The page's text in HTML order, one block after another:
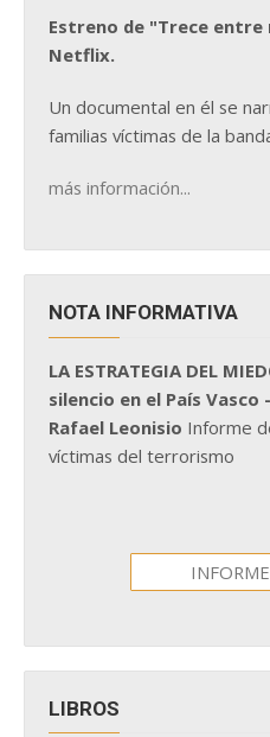
Estreno de "Trece
Netflix.
Un documental en él se
familias víctimas de la
más información...
NOTA INFORMATIVA
LA ESTRATEGIA DEL
silencio en el País Vasco
Rafael Leonisio Informe
víctimas del terrorismo
LIBROS